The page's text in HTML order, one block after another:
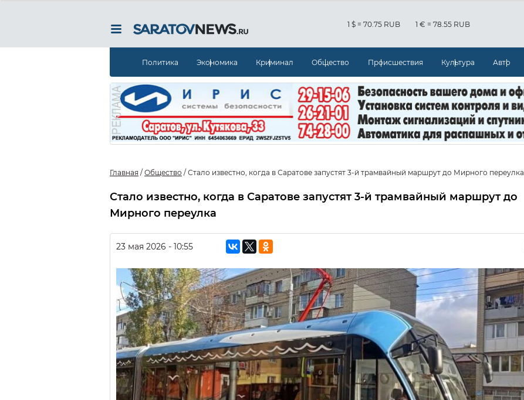
1 $ = 70.75 RUB 1 € = 78.55 RUB
Политика Экономика Криминал Общество Происшествия Культура Авто
Главная / Общество / Стало известно, когда в Саратове запустят 3-й трамвайный маршрут до Мирного переулка
Стало известно, когда в Саратове запустят 3-й трамвайный маршрут до
Мирного переулка
23 мая 2026 - 10:55